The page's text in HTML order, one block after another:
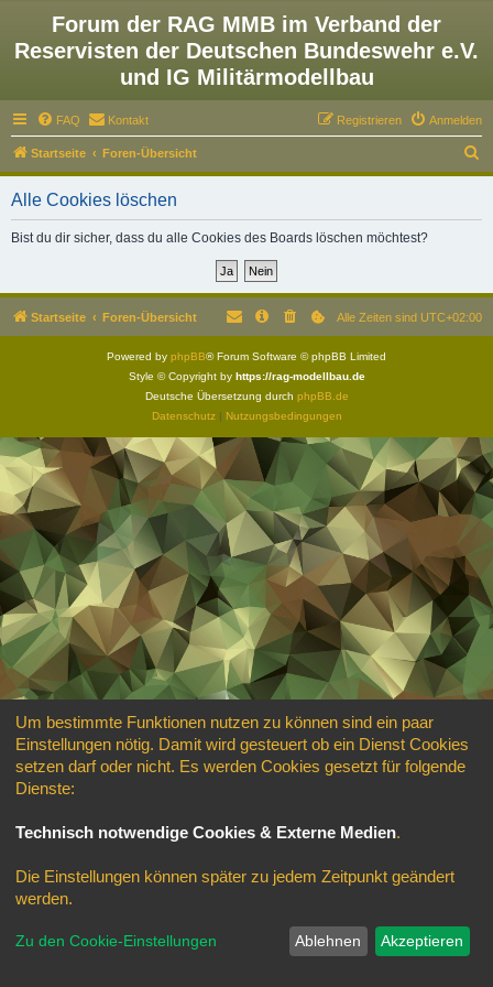
Forum der RAG MMB im Verband der
Reservisten der Deutschen Bundeswehr e.V.
und IG Militärmodellbau
FAQ Kontakt Anmelden
Registrieren
Startseite Foren-Übersicht
u
Alle Cookies löschen
Bist du dir sicher, dass du alle Cookies des Boards löschen möchtest?
Startseite Foren-Übersicht Alle Zeiten sind UTC+02:00
Powered by phpBB® Forum Software © phpBB Limited
Style © Copyright by https://rag-modellbau.de
Deutsche Übersetzung durch phpBB.de
Datenschutz| Nutzungsbedingungen
Um bestimmte Funktionen nutzen zu können sind ein paar
Einstellungen nötig. Damit wird gesteuert ob ein Dienst Cookies
setzen darf oder nicht. Es werden Cookies gesetzt für folgende
Dienste:
Technisch notwendige Cookies & Externe Medien.
Die Einstellungen können später zu jedem Zeitpunkt geändert
werden.
Zu den Cookie-Einstellungen Ablehnen Akzeptieren